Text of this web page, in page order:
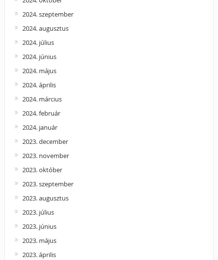
2024. szeptember
2024. augusztus
2024. július
2024. június
2024. május
2024. április
2024. március
2024. február
2024. január
2023. december
2023. november
2023. október
2023. szeptember
2023. augusztus
2023. július
2023. június
2023. május
2023. április